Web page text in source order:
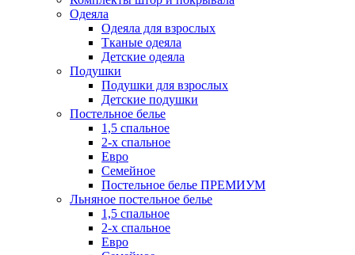
Одеяла
Одеяла для взрослых
Тканые одеяла
Детские одеяла
Подушки
Подушки для взрослых
Детские подушки
Постельное белье
1,5 спальное
2-х спальное
Евро
Семейное
Постельное белье ПРЕМИУМ
Льняное постельное белье
1,5 спальное
2-х спальное
Евро